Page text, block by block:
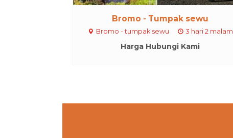
Bromo - Tumpak sewu
Bromo - tumpak sewu 3 hari 2 malam
Harga Hubungi Kami